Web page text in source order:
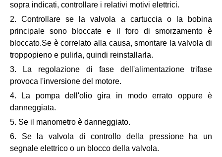
sopra indicati, controllare i relativi motivi elettrici.
2. Controllare se la valvola a cartuccia o la bobina
principale sono bloccate e il foro di smorzamento è
bloccato.Se è correlato alla causa, smontare la valvola di
troppopieno e pulirla, quindi reinstallarla.
3. La regolazione di fase dell'alimentazione trifase
provoca l'inversione del motore.
4. La pompa dell'olio gira in modo errato oppure è
danneggiata.
5. Se il manometro è danneggiato.
6. Se la valvola di controllo della pressione ha un
segnale elettrico o un blocco della valvola.